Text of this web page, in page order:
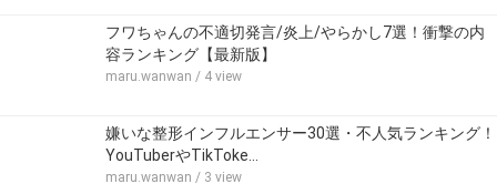
フワちゃんの不適切発言/炎上/やらかし7選！衝撃の内
容ランキング【最新版】
maru.wanwan / 4 view
嫌いな整形インフルエンサー30選・不人気ランキング！
YouTuberやTikToke…
maru.wanwan / 3 view